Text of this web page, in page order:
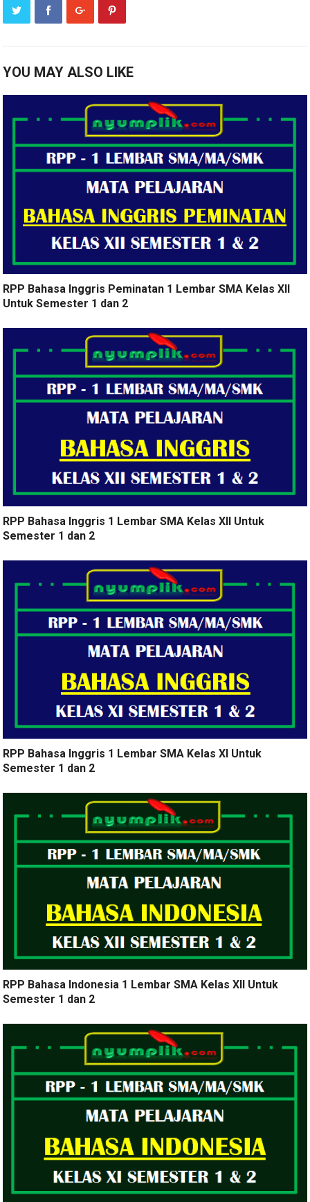
YOU MAY ALSO LIKE
RPP Bahasa Inggris Peminatan 1 Lembar SMA Kelas XII
Untuk Semester 1 dan 2
RPP Bahasa Inggris 1 Lembar SMA Kelas XII Untuk
Semester 1 dan 2
RPP Bahasa Inggris 1 Lembar SMA Kelas XI Untuk
Semester 1 dan 2
RPP Bahasa Indonesia 1 Lembar SMA Kelas XII Untuk
Semester 1 dan 2